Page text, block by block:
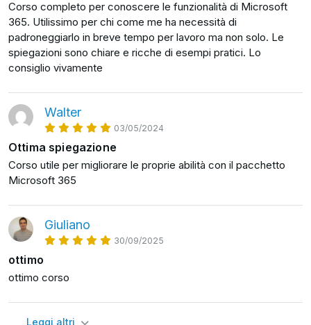
Corso completo per conoscere le funzionalità di Microsoft
365. Utilissimo per chi come me ha necessità di
padroneggiarlo in breve tempo per lavoro ma non solo. Le
spiegazioni sono chiare e ricche di esempi pratici. Lo
consiglio vivamente
Walter
03/05/2024
Ottima spiegazione
Corso utile per migliorare le proprie abilità con il pacchetto
Microsoft 365
Giuliano
30/09/2025
ottimo
ottimo corso
Leggi altri